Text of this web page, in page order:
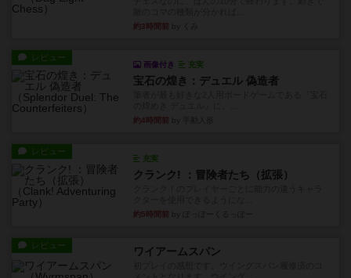
約3時間前
レビュー
画像付き 充実
宝石の煌き：デュエル 偽造者
約4時間前
レビュー
充実
クランク! ：冒険者たち（拡張）
約5時間前
レビュー ワイアームスパン